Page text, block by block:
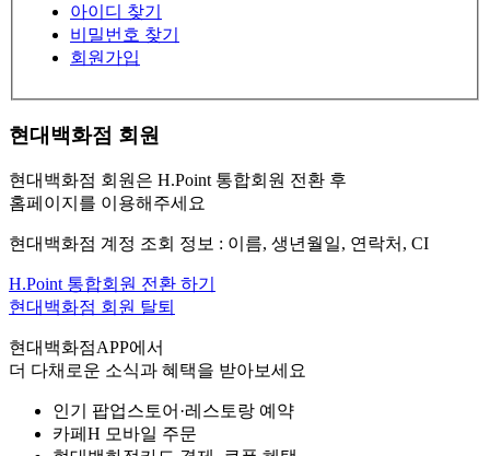
아이디 찾기
비밀번호 찾기
회원가입
현대백화점 회원
현대백화점 회원은 H.Point 통합회원 전환 후
홈페이지를 이용해주세요
현대백화점 계정 조회 정보 : 이름, 생년월일, 연락처, CI
H.Point 통합회원 전환 하기
현대백화점 회원 탈퇴
현대백화점APP에서
더 다채로운 소식과 혜택을 받아보세요
인기 팝업스토어·레스토랑 예약
카페H 모바일 주문